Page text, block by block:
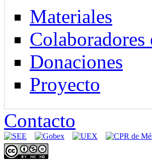
Materiales
Donaciones
Proyecto
Contacto